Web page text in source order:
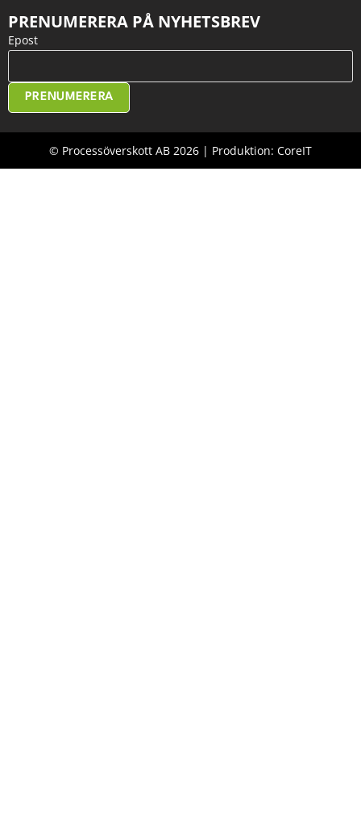
PRENUMERERA PÅ NYHETSBREV
Epost
PRENUMERERA
© Processöverskott AB 2026 | Produktion: CoreIT